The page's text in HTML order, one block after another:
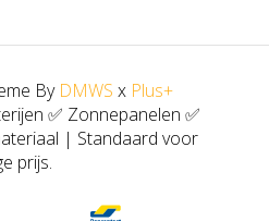
By DMWS x Plus+
✅ Zonnepanelen ✅
| Standaard voor
prijs.